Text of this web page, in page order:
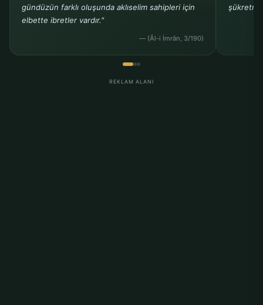
gündüzün farklı oluşunda aklıselim sahipleri için
elbette ibretler vardır."
— (Âl-i İmrân, 3/190)
REKLAM ALANI